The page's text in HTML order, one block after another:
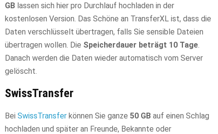
GB lassen sich hier pro Durchlauf hochladen in der
kostenlosen Version. Das Schöne an TransferXL ist, dass die
Daten verschlüsselt übertragen, falls Sie sensible Dateien
übertragen wollen. Die Speicherdauer beträgt 10 Tage
Danach werden die Daten wieder automatisch vom Server
gelöscht.
SwissTransfer
Bei SwissTransfer können Sie ganze 50 GB auf einen Schlag
hochladen und später an Freunde, Bekannte oder